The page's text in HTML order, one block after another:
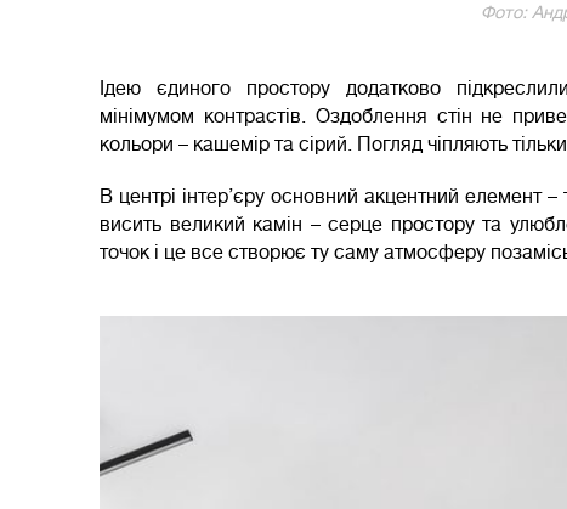
Фото:
Ідею єдиного простору додатково
мінімумом контрастів. Оздоблення стін не
кольори – кашемір та сірий. Погляд чіпляють
В центрі інтер’єру основний акцентний елемент
висить великий камін – серце простору та
точок і це все створює ту саму атмосферу